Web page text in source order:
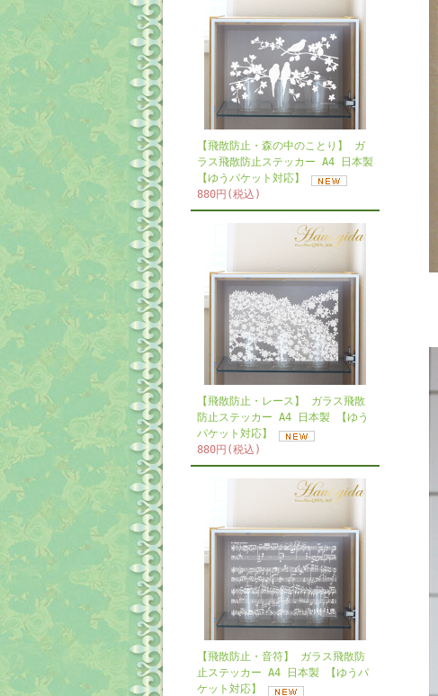
【飛散防止・森の中のことり】 ガ
ラス飛散防止ステッカー A4 日本製
【ゆうパケット対応】
880円(税込)
【飛散防止・レース】 ガラス飛散
防止ステッカー A4 日本製 【ゆう
パケット対応】
880円(税込)
【飛散防止・音符】 ガラス飛散防
止ステッカー A4 日本製 【ゆうパ
ケット対応】